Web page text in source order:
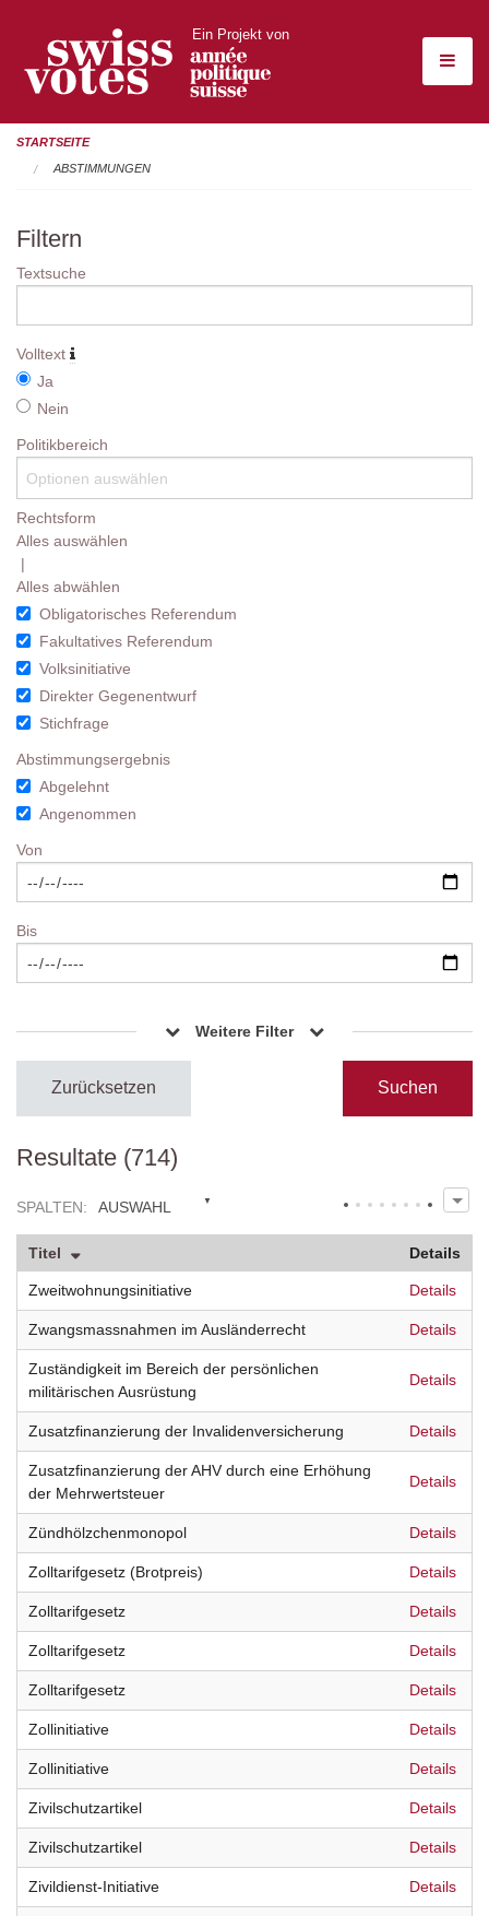
Ein Projekt von
STARTSEITE
ABSTIMMUNGEN
Filtern
Textsuche
Volltext
Ja
Nein
Politikbereich
Rechtsform
Alles auswählen
|
Alles abwählen
Obligatorisches Referendum
Fakultatives Referendum
Volksinitiative
Direkter Gegenentwurf
Stichfrage
Abstimmungsergebnis
Abgelehnt
Angenommen
Von
Bis
Weitere Filter
Zurücksetzen
Resultate (714)
SPALTEN: AUSWAHL
Titel Details
Zweitwohnungsinitiative Details
Zwangsmassnahmen im Ausländerrecht Details
Zuständigkeit im Bereich der persönlichen
militärischen Ausrüstung
Details
Zusatzfinanzierung der Invalidenversicherung Details
Zusatzfinanzierung der AHV durch eine Erhöhung
der Mehrwertsteuer
Details
Zündhölzchenmonopol Details
Zolltarifgesetz (Brotpreis) Details
Zolltarifgesetz Details
Zolltarifgesetz Details
Zolltarifgesetz Details
Zollinitiative Details
Zollinitiative Details
Zivilschutzartikel Details
Zivilschutzartikel Details
Zivildienst-Initiative Details